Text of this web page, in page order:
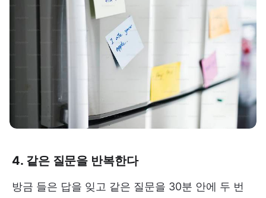
4. 같은 질문을 반복한다
방금 들은 답을 잊고 같은 질문을 30분 안에 두 번